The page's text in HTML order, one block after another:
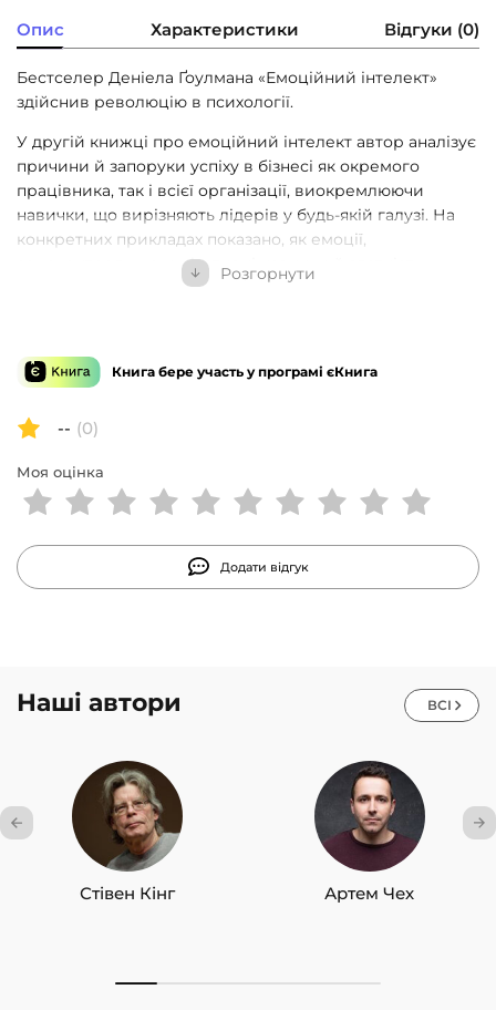
Опис Характеристики Відгуки (0)
Бестселер Деніела Ґоулмана «Емоційний інтелект»
здійснив революцію в психології.
У другій книжці про емоційний інтелект автор аналізує
причини й запоруки успіху в бізнесі як окремого
працівника, так і всієї організації, виокремлюючи
навички, що вирізняють лідерів у будь-якій галузі. На
конкретних прикладах показано, як емоції,
самоконтроль, комунікативні навички й здатність
працювати в команді — тобто емоційний інтелект —
досвід. І що вища посада людини, то вагоміші ці
навички.
Ґоулман наголошує на тому, що всі ми маємо потенціал
нашої кар’єри, а також дає нам рекомендації щодо
підвищення власної ефективності.
Розгорнути
Книга бере участь у програмі єКнига
-- (0)
Моя оцінка
Додати відгук
Наші автори ВСІ
Стівен Кінг Артем Чех